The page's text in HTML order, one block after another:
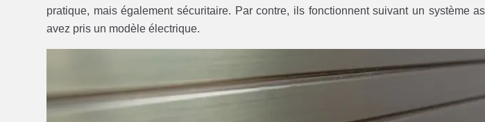
pratique, mais également sécuritaire. Par contre, ils fonctionnent suivant un système
avez pris un modèle électrique.